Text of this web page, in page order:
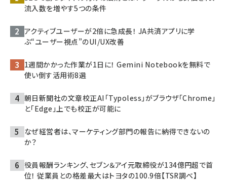
流入数を増やす5つの条件
アクティブユーザーが2倍に急成長！ JA共済アプリに学
ぶ“ユーザー視点”のUI/UX改善
1週間かかった作業が1日に！ Gemini Notebookを無料で
使い倒す活用術8選
朝日新聞社の文章校正AI「Typoless」がブラウザ「Chrome」
と「Edge」上でも校正が可能に
なぜ経営者は、マーケティング部門の報告に納得できないの
か？
役員報酬ランキング、セブン＆アイ元取締役が134億円超で首
位！ 従業員との格差最大はトヨタの100.9倍【TSR調べ】